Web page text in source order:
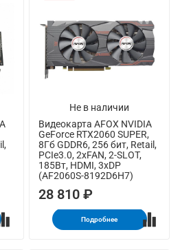
Не в наличии
Видеокарта AFOX NVIDIA
GeForce RTX2060 SUPER,
8Гб GDDR6, 256 бит, Retail,
PCIe3.0, 2xFAN, 2-SLOT,
185Вт, HDMI, 3xDP
(AF2060S-8192D6H7)
28 810 ₽
Подробнее